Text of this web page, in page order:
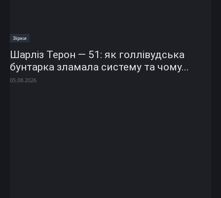
Зірки
Шарліз Терон — 51: як голлівудська
бунтарка зламала систему та чому...
05.08.2026